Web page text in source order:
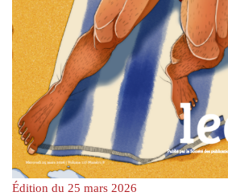
Édition du 25 mars 2026